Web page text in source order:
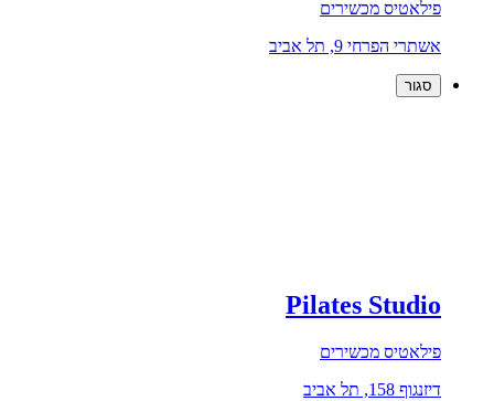
פילאטיס מכשירים
אשתרי הפרחי 9, תל אביב
סגור
Pilates Studio
פילאטיס מכשירים
דיזנגוף 158, תל אביב